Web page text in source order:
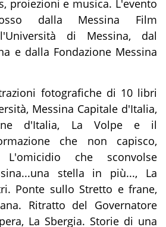
proiezioni e musica. L'evento
dalla Messina Film
di Messina, dal
e dalla Fondazione Messina
fotografiche di 10 libri
Messina Capitale d'Italia,
d'Italia, La Volpe e il
che non capisco,
che sconvolse
stella in più..., La
Ponte sullo Stretto e frane,
Ritratto del Governatore
La Sbergia. Storie di una